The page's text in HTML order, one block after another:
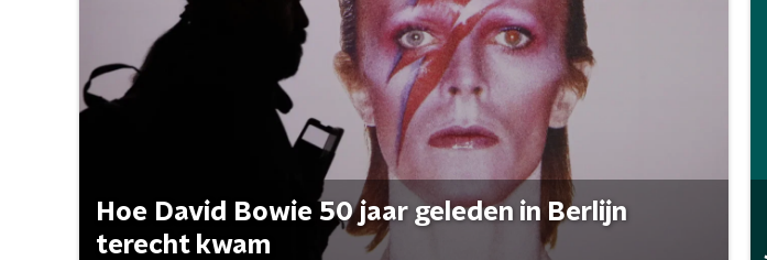
Hoe David Bowie 50 jaar geleden in Berlijn
terecht kwam